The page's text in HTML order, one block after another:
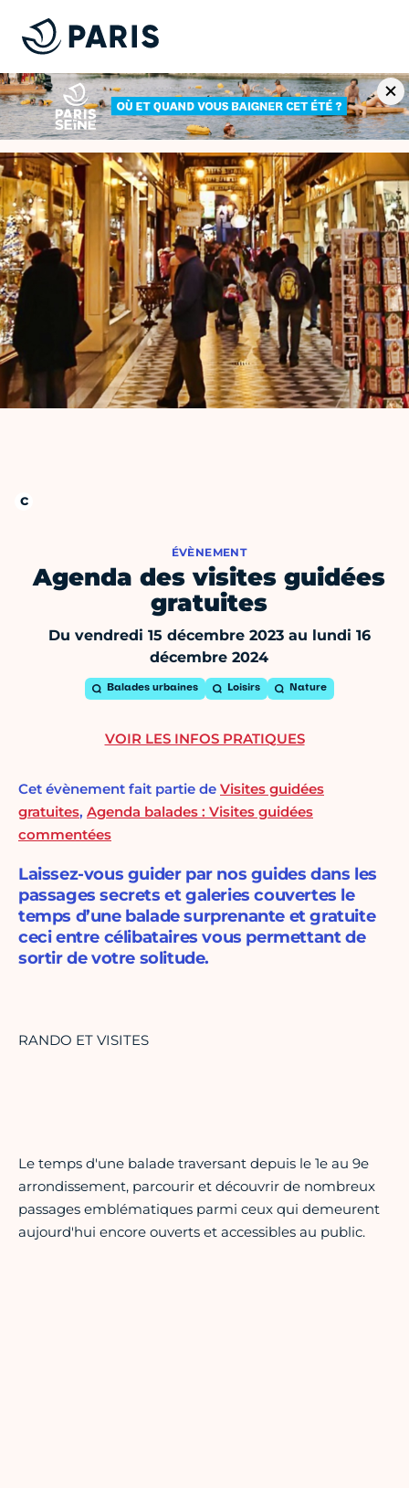
ÉVÈNEMENT
Agenda des visites guidées
gratuites
Du vendredi 15 décembre 2023 au lundi 16
décembre 2024
Balades urbaines Loisirs Nature
Cet évènement fait partie de Visites guidées
gratuites, Agenda balades : Visites guidées
commentées
Laissez-vous guider par nos guides dans les
passages secrets et galeries couvertes le
temps d’une balade surprenante et gratuite
ceci entre célibataires vous permettant de
sortir de votre solitude.
RANDO ET VISITES
Le temps d'une balade traversant depuis le 1e au 9e
arrondissement, parcourir et découvrir de nombreux
passages emblématiques parmi ceux qui demeurent
aujourd'hui encore ouverts et accessibles au public.
VOIR LES INFOS PRATIQUES